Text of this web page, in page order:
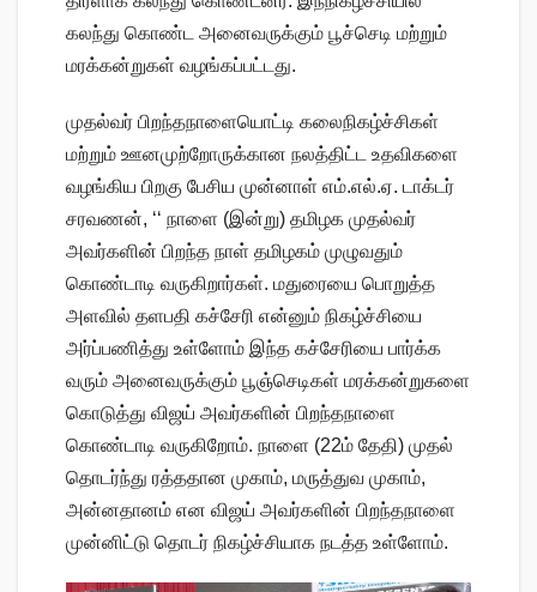
கலந்து கொண்ட அனைவருக்கும் பூச்செடி மற்றும்
மரக்கன்றுகள் வழங்கப்பட்டது.
முதல்வர் பிறந்தநாளையொட்டி கலைநிகழ்ச்சிகள்
மற்றும் ஊனமுற்றோருக்கான நலத்திட்ட உதவிகளை
வழங்கிய பிறகு பேசிய முன்னாள் எம்.எல்.ஏ. டாக்டர்
சரவணன், ‘‘ நாளை (இன்று) தமிழக முதல்வர்
அவர்களின் பிறந்த நாள் தமிழகம் முழுவதும்
கொண்டாடி வருகிறார்கள். மதுரையை பொறுத்த
அளவில் தளபதி கச்சேரி என்னும் நிகழ்ச்சியை
அர்ப்பணித்து உள்ளோம் இந்த கச்சேரியை பார்க்க
வரும் அனைவருக்கும் பூஞ்செடிகள் மரக்கன்றுகளை
கொடுத்து விஜய் அவர்களின் பிறந்தநாளை
கொண்டாடி வருகிறோம். நாளை (22ம் தேதி) முதல்
தொடர்ந்து ரத்ததான முகாம், மருத்துவ முகாம்,
அன்னதானம் என விஜய் அவர்களின் பிறந்தநாளை
முன்னிட்டு தொடர் நிகழ்ச்சியாக நடத்த உள்ளோம்.